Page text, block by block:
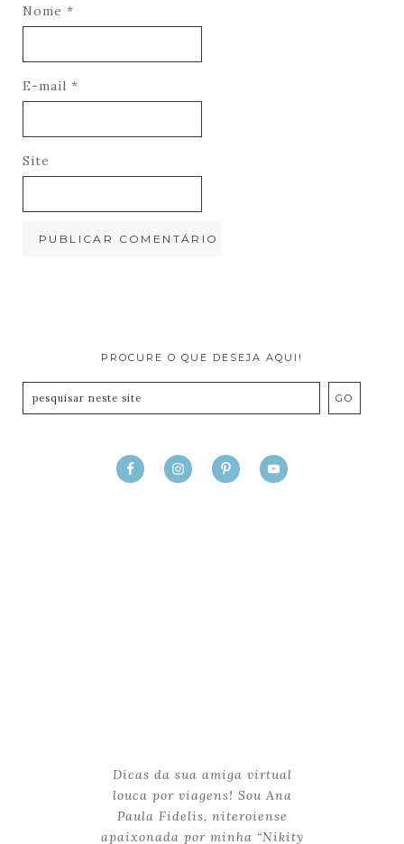
Nome *
E-mail *
Site
PROCURE O QUE DESEJA AQUI!
Dicas da sua amiga virtual
louca por viagens! Sou Ana
Paula Fidelis, niteroiense
apaixonada por minha “Nikity